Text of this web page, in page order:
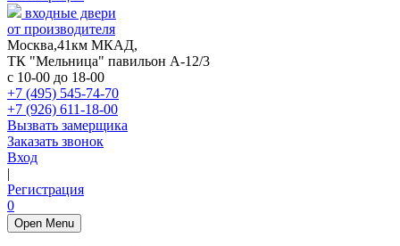
входные двери
от производителя
Москва,41км МКАД,
ТК "Мельница" павильон А-12/3
с 10-00 до 18-00
+7 (495) 545-74-70
+7 (926) 611-18-00
Вызвать замерщика
Заказать звонок
Вход
|
Регистрация
0
Open Menu